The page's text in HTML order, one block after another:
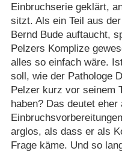
Einbruchserie geklärt,
sitzt. Als ein Teil aus
Bernd Bude auftaucht,
Pelzers Komplize
alles so einfach wäre.
soll, wie der Pathologe
Pelzer kurz vor seinem
haben? Das deutet
arglos, als dass er als
Frage käme. Und so